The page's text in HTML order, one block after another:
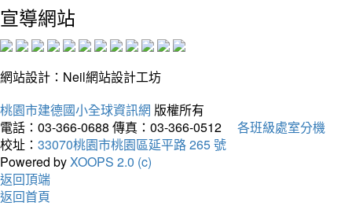
宣導網站
網站設計：Neil網站設計工坊
桃園市建德國小全球資訊網 版權所有
電話：03-366-0688 傳真：03-366-0512
各班級處室分機
校址： 33070桃園市桃園區延平路 265 號
Powered byXOOPS 2.0 (c)
返回頂端
返回首頁